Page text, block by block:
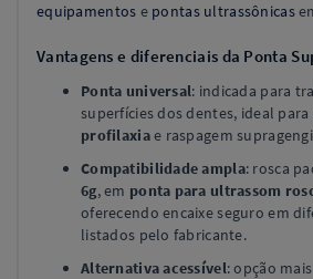
equipamentos e pontas ultrassônicas
Vantagens e diferenciais da Ponta
Ponta universal: indicada para
superfícies dos dentes, ideal
profilaxiae raspagem
Compatibilidade ampla: rosca
6g, em ponta para ultrassom
oferecendo encaixe seguro em
listados pelo fabricante.
Alternativa acessível: opção